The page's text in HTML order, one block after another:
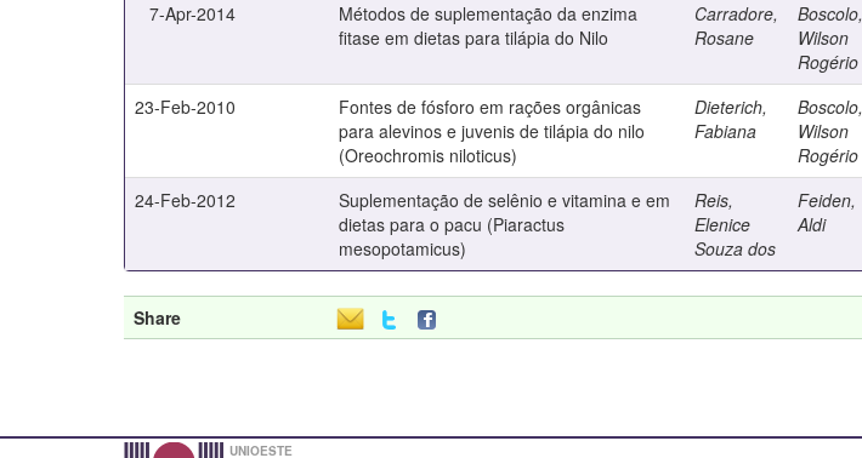
7-Apr-2014
Métodos de suplementação da enzima
fitase em dietas para tilápia do Nilo
Carradore,
Rosane
Boscolo,
Wilson
Rogério
23-Feb-2010
Fontes de fósforo em rações orgânicas
para alevinos e juvenis de tilápia do nilo
(Oreochromis niloticus)
Dieterich,
Fabiana
Boscolo,
Wilson
Rogério
24-Feb-2012
Suplementação de selênio e vitamina e em
dietas para o pacu (Piaractus
mesopotamicus)
Reis,
Elenice
Souza dos
Feiden,
Aldi
Share
UNIOESTE